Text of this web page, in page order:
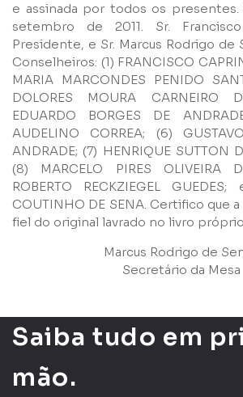
e assinada por todos os presentes.
setembro de 2011. Sr.
Presidente, e Sr. Marcus Rodrigo de
Conselheiros: (1) FRANCISCO
MARIA MARCONDES PENIDO
DOLORES MOURA CARNEIRO
EDUARDO BORGES DE
AUDELINO CORREA; (6)
ANDRADE; (7) HENRIQUE SUTTON
(8) MARCELO PIRES OLIVEIRA
ROBERTO RECKZIEGEL
COUTINHO DE SENA. Certifico que
fiel do original lavrado no livro
Marcus Rodrigo de
Secretário da Mesa
Saiba tudo em
mão.